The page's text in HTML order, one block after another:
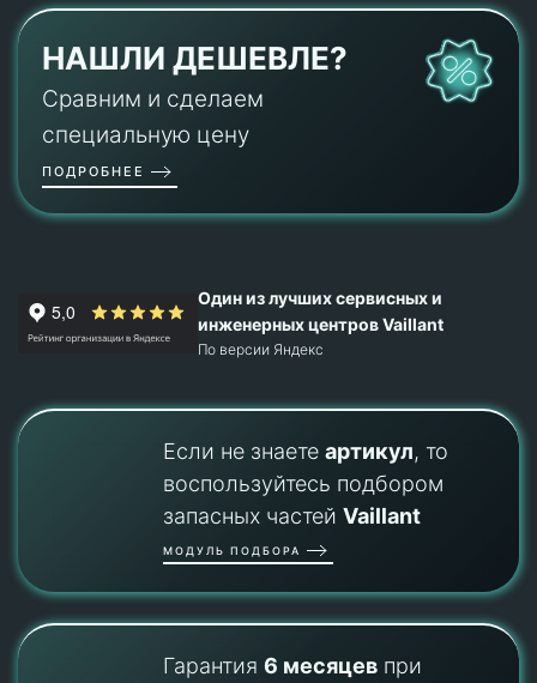
НАШЛИ ДЕШЕВЛЕ?
Сравним и сделаем
специальную цену
ПОДРОБНЕЕ
Один из лучших сервисных и
инженерных центров Vaillant
По версии Яндекс
Если не знаете артикул, то
воспользуйтесь подбором
запасных частей Vaillant
МОДУЛЬ ПОДБОРА
Гарантия 6 месяцевпри